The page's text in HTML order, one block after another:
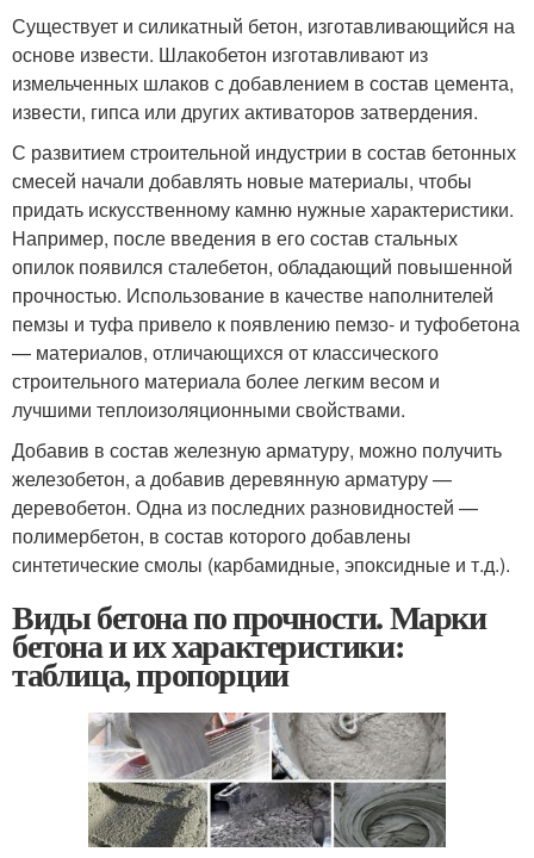
Существует и силикатный бетон, изготавливающийся на
основе извести. Шлакобетон изготавливают из
измельченных шлаков с добавлением в состав цемента,
извести, гипса или других активаторов затвердения.
С развитием строительной индустрии в состав бетонных
смесей начали добавлять новые материалы, чтобы
придать искусственному камню нужные характеристики.
Например, после введения в его состав стальных
опилок появился сталебетон, обладающий повышенной
прочностью. Использование в качестве наполнителей
пемзы и туфа привело к появлению пемзо- и туфобетона
— материалов, отличающихся от классического
строительного материала более легким весом и
лучшими теплоизоляционными свойствами.
Добавив в состав железную арматуру, можно получить
железобетон, а добавив деревянную арматуру —
деревобетон. Одна из последних разновидностей —
полимербетон, в состав которого добавлены
синтетические смолы (карбамидные, эпоксидные и т.д.).
Виды бетона по прочности. Марки
бетона и их характеристики:
таблица, пропорции